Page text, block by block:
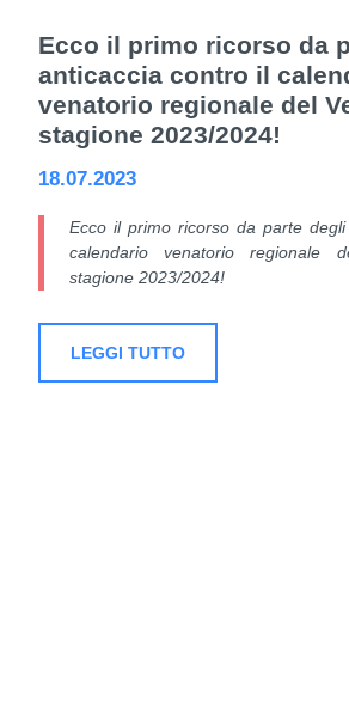
Ecco il primo ricorso da
anticaccia contro il
venatorio regionale del
stagione 2023/2024!
18.07.2023
Ecco il primo ricorso da parte
calendario venatorio regionale
stagione 2023/2024!
LEGGI TUTTO